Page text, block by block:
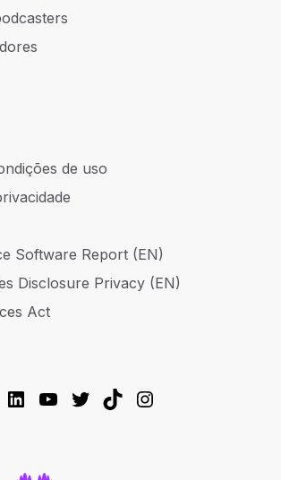
de uso
Software Report (EN)
Disclosure Privacy (EN)
Act
LinkedIn
YouTube
Twitter
TikTokInstagram